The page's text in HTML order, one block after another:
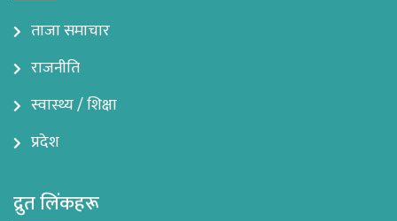
ताजा समाचार
राजनीति
स्वास्थ्य / शिक्षा
प्रदेश
द्रुत लिंकहरू